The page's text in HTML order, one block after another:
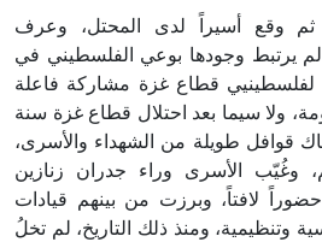
ثم وقع أسيراً لدى المحتل، وعرف
يرتبط وجودها بوعي الفلسطيني في
لفلسطينيي قطاع غزة مشاركة فاعلة
ولا سيما بعد احتلال قطاع غزة سنة
هناك قوافل طويلة من الشهداء والأسرى،
وغُيّب الأسرى وراء جدران زنازين
لافتاً، وبرزت من بينهم قيادات
وتنظيمية، ومنذ ذلك التاريخ، لم تخلُ